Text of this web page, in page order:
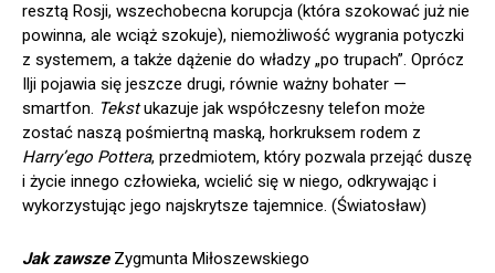
resztą Rosji, wszechobecna korupcja (która szokować już nie
powinna, ale wciąż szokuje), niemożliwość wygrania potyczki
z systemem, a także dążenie do władzy „po trupach”. Oprócz
Ilji pojawia się jeszcze drugi, równie ważny bohater —
smartfon. Tekstukazuje jak współczesny telefon może
zostać naszą pośmiertną maską, horkruksem rodem z
Harry’ego Pottera, przedmiotem, który pozwala przejąć duszę
i życie innego człowieka, wcielić się w niego, odkrywając i
wykorzystując jego najskrytsze tajemnice. (Światosław)
Jak zawsze Zygmunta Miłoszewskiego